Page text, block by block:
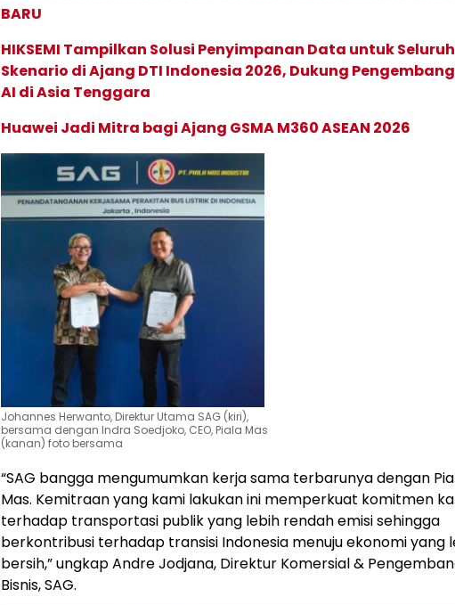
BARU
HIKSEMI Tampilkan Solusi Penyimpanan Data untuk Seluruh
Skenario di Ajang DTI Indonesia 2026, Dukung
AI di Asia Tenggara
Huawei Jadi Mitra bagi Ajang GSMA M360 ASEAN 2026
Johannes Herwanto, Direktur Utama SAG (kiri),
bersama dengan Indra Soedjoko, CEO, Piala Mas
(kanan) foto bersama
“SAG bangga mengumumkan kerja sama terbarunya dengan
Mas. Kemitraan yang kami lakukan ini memperkuat komitmen
terhadap transportasi publik yang lebih rendah emisi sehingga
berkontribusi terhadap transisi Indonesia menuju ekonomi yang
bersih,” ungkap Andre Jodjana, Direktur Komersial &
Bisnis, SAG.